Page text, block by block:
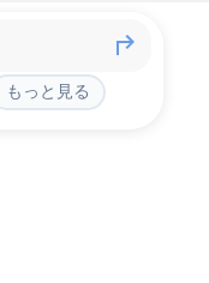
もっと見る